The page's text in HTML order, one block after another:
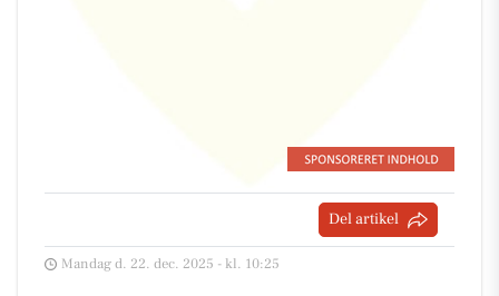
Del artikel
Mandag d. 22. dec. 2025 - kl. 10:25